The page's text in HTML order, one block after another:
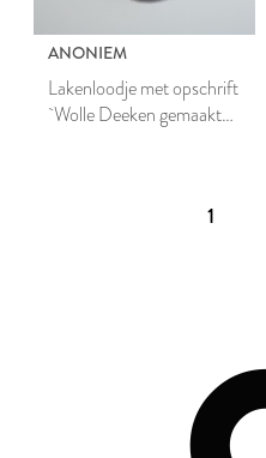
ANONIEM
Lakenloodje met opschrift
`Wolle Deeken gemaakt
1